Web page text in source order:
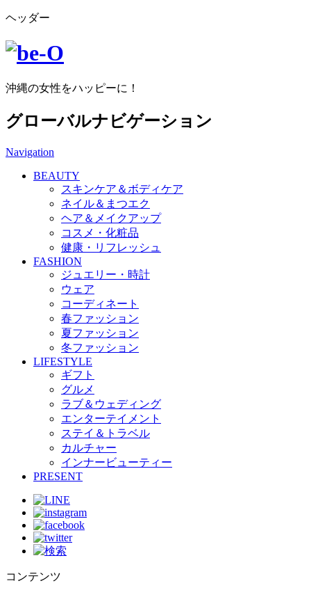
ヘッダー
沖縄の女性をハッピーに！
グローバルナビゲーション
Navigation
BEAUTY
スキンケア＆ボディケア
ネイル＆まつエク
ヘア＆メイクアップ
コスメ・化粧品
健康・リフレッシュ
FASHION
ジュエリー・時計
ウェア
コーディネート
春ファッション
夏ファッション
冬ファッション
LIFESTYLE
ギフト
グルメ
ラブ＆ウェディング
エンターテイメント
ステイ＆トラベル
カルチャー
インナービューティー
PRESENT
コンテンツ